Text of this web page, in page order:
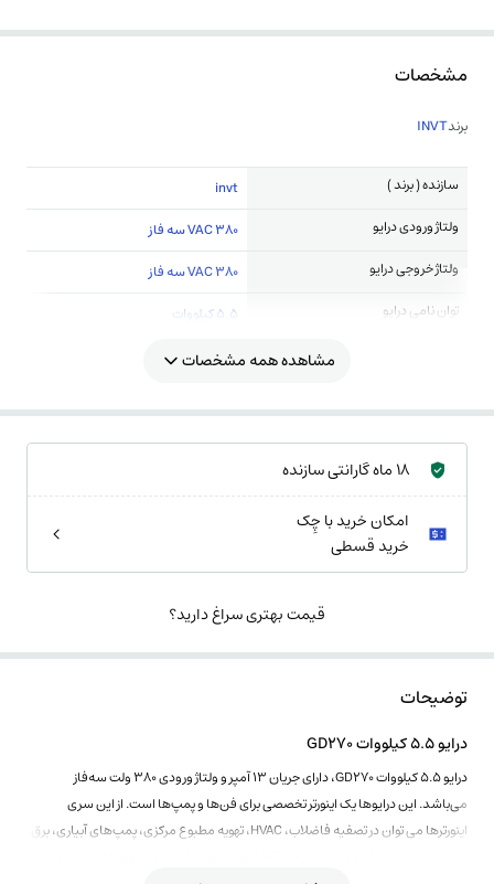
مشخصات
برندINVT
سازنده ( برند )
invt
ولتاژ ورودی درایو
380 VAC سه فاز
ولتاژ خروجی درایو
380 VAC سه فاز
توان نامی درایو
5.5 کیلووات
مشاهده همه مشخصات
18 ماه گارانتی سازنده
امکان خرید با چِک
خرید قسطی
قیمت بهتری سراغ دارید؟
توضیحات
درایو 5.5 کیلووات GD270
درایو 5.5 کیلووات GD270، دارای جریان 13 آمپر و ولتاژ ورودی 380 ولت سه‌فاز
می‌باشد. این درایوها یک اینورتر تخصصی برای فن‌ها و پمپ‌ها است. از این سری
اینورترها می توان در تصفیه فاضلاب، HVAC، تهویه مطبوع مرکزی، پمپ‌های آبیاری، برق